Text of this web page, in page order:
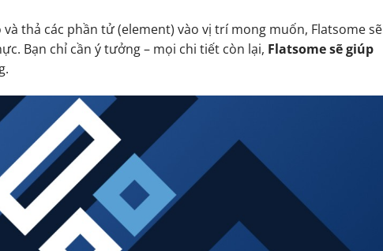
thả các phần tử (element) vào vị trí mong muốn, Flatsome sẽ
Bạn chỉ cần ý tưởng – mọi chi tiết còn lại, Flatsome sẽ giúp